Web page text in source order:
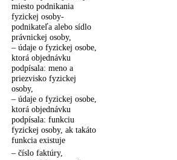
miesto podnikania
fyzickej osoby-
podnikateľa alebo sídlo
právnickej osoby,
– údaje o fyzickej osobe,
ktorá objednávku
podpísala: meno a
priezvisko fyzickej
osoby,
– údaje o fyzickej osobe,
ktorá objednávku
podpísala: funkciu
fyzickej osoby, ak takáto
funkcia existuje
– číslo faktúry,